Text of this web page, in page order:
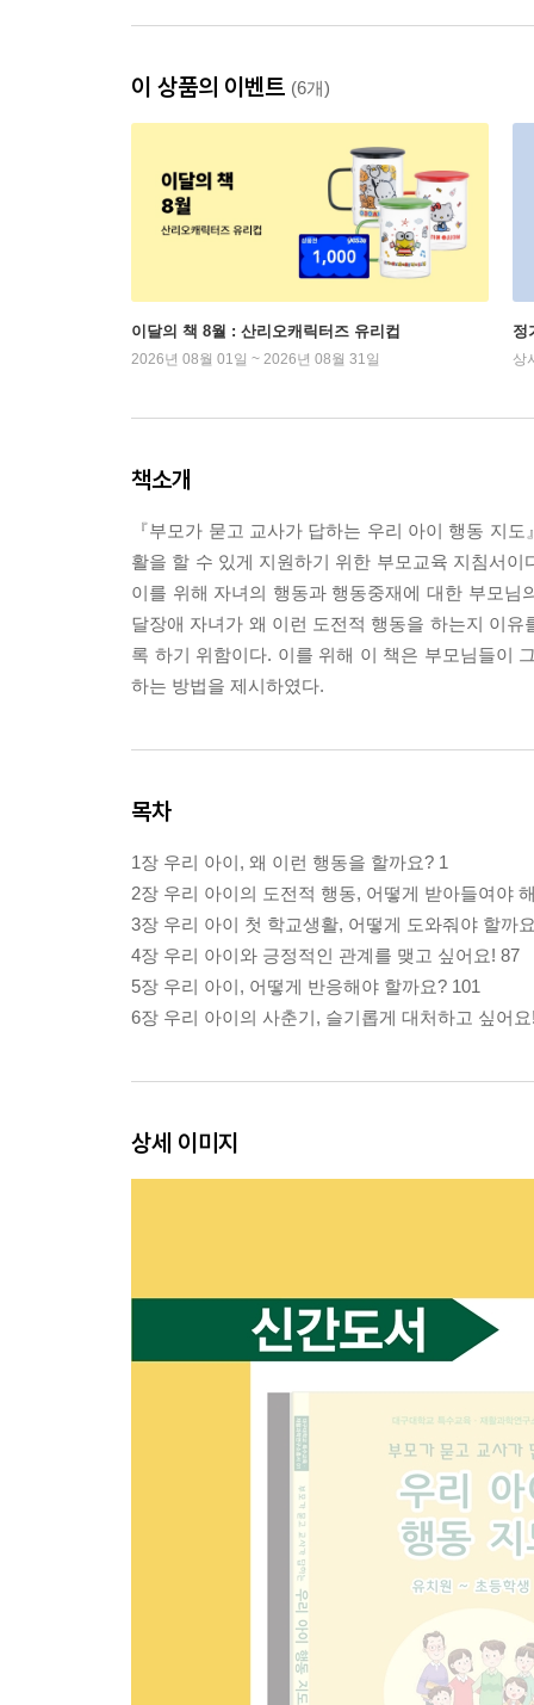
이 상품의 이벤트 (6개)
이달의 책 8월 : 산리오캐릭터즈 유리컵
2026년 08월 01일 ~ 2026년 08월 31일
정
상
책소개
『부모가 묻고 교사가 답하는 우리 아이 행동 지
활을 할 수 있게 지원하기 위한 부모교육 지침서
이를 위해 자녀의 행동과 행동중재에 대한 부모
달장애 자녀가 왜 이런 도전적 행동을 하는지 이
록 하기 위함이다. 이를 위해 이 책은 부모님들이
하는 방법을 제시하였다.
목차
1장 우리 아이, 왜 이런 행동을 할까요? 1
2장 우리 아이의 도전적 행동, 어떻게 받아들여야
3장 우리 아이 첫 학교생활, 어떻게 도와줘야 할까
4장 우리 아이와 긍정적인 관계를 맺고 싶어요! 87
5장 우리 아이, 어떻게 반응해야 할까요? 101
6장 우리 아이의 사춘기, 슬기롭게 대처하고 싶어
상세 이미지